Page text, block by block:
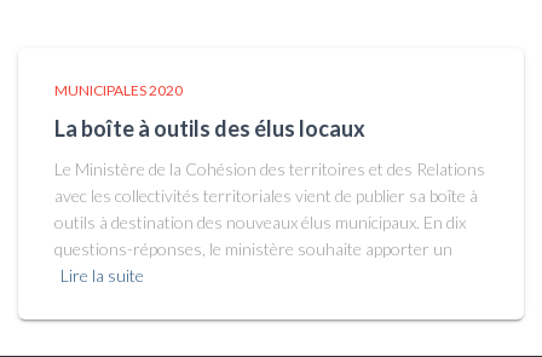
MUNICIPALES 2020
La boîte à outils des élus locaux
Le Ministère de la Cohésion des territoires et des Relations
avec les collectivités territoriales vient de publier sa boîte à
outils à destination des nouveaux élus municipaux. En dix
questions-réponses, le ministère souhaite apporter un
Lire la suite